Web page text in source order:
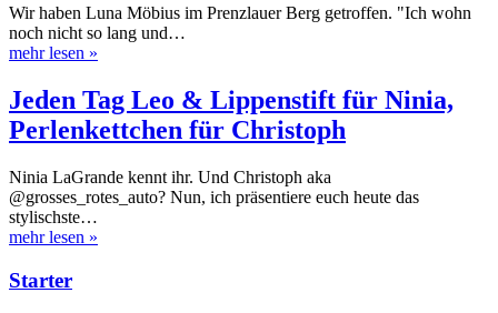
Wir haben Luna Möbius im Prenzlauer Berg getroffen. "Ich wohn
noch nicht so lang und…
mehr lesen »
Jeden Tag Leo & Lippenstift für Ninia,
Perlenkettchen für Christoph
Ninia LaGrande kennt ihr. Und Christoph aka
@grosses_rotes_auto? Nun, ich präsentiere euch heute das
stylischste…
mehr lesen »
Starter